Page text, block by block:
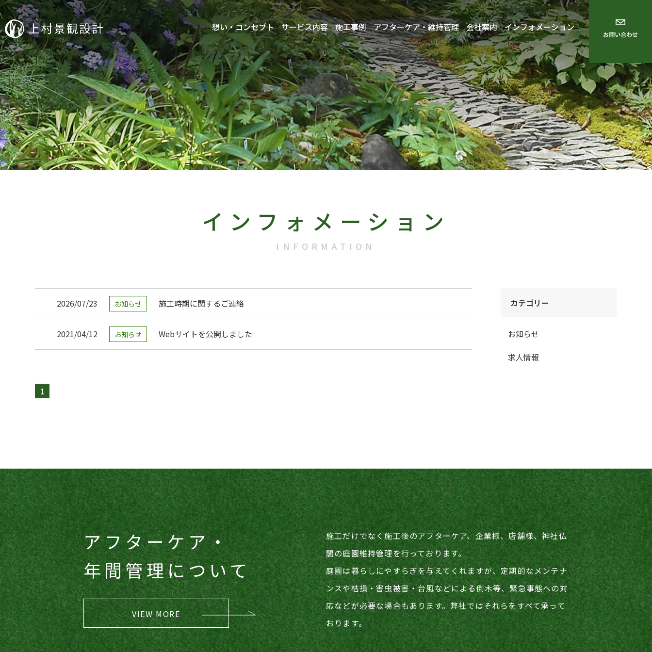
想い・コンセプト サービス内容 施工事例 アフターケア・維持管理 会社案内 インフォメーション
お問い合わせ
インフォメーション
INFORMATION
2026/07/23 お知らせ 施工時期に関するご連絡
2021/04/12 お知らせ Webサイトを公開しました
1
カテゴリー
お知らせ
求人情報
アフターケア・
​​​​​​​年間管理について
VIEW MORE
施工だけでなく施工後のアフターケア、企業様、店舗様、神社仏
閣の庭園維持管理を行っております。
​​​​​​​庭園は暮らしにやすらぎを与えてくれますが、定期的なメンテナ
ンスや枯損‧害虫被害‧台風などによる倒木等、緊急事態への対
応などが必要な場合もあります。弊社ではそれらをすべて承って
おります。